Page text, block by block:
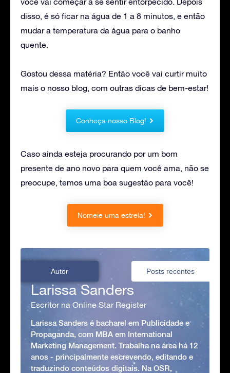
disso, é só ficar na água de 1 a 8 minutos, e então
mudar a temperatura da água para o banho
quente.
Gostou dessa matéria? Então você vai curtir muito
mais o nosso blog, com outras dicas de bem-estar!
Conheça nosso Blog!
Caso ainda esteja procurando por um bom
presente de ano novo para quem você ama, não se
preocupe, temos uma boa sugestão para você!
Nomeie uma estrela!
Autor Posts recentes
Larissa Sanders
Escritor na Online Star Register
Larissa Sanders é bacharel em Publicidade e
Propaganda, com MBA em International
Marketing Management. Trabalha na área há 12
anos - principalmente escrevendo, editando e
traduzindo conteúdos digitais. Na OSR,